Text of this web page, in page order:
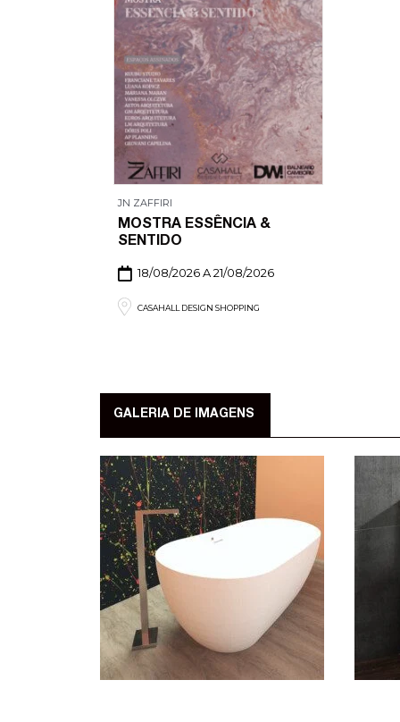
JN ZAFFIRI
MOSTRA ESSÊNCIA &
SENTIDO
18/08/2026 A 21/08/2026
CASAHALL DESIGN SHOPPING
GALERIA DE IMAGENS